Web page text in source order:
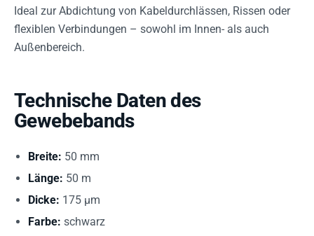
Ideal zur Abdichtung von Kabeldurchlässen, Rissen oder
flexiblen Verbindungen – sowohl im Innen- als auch
Außenbereich.
Technische Daten des
Gewebebands
Breite: 50 mm
Länge: 50 m
Dicke: 175 µm
Farbe: schwarz